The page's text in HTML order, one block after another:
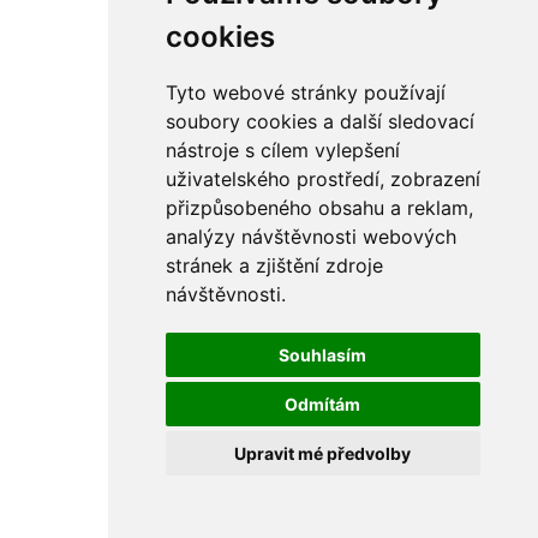
cookies
Tyto webové stránky používají
soubory cookies a další sledovací
nástroje s cílem vylepšení
uživatelského prostředí, zobrazení
přizpůsobeného obsahu a reklam,
analýzy návštěvnosti webových
stránek a zjištění zdroje
návštěvnosti.
Souhlasím
Odmítám
Upravit mé předvolby
řetězy
ostatní části
sekundární
sání
sedla
spojovací materiál
matice
podložky
pojistné kroužky
šrouby
výbava
výfuky a kolena
bowdeny a lanka
filtry
gufera